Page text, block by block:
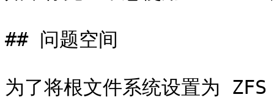
## 问题空间
为了将根文件系统设置为